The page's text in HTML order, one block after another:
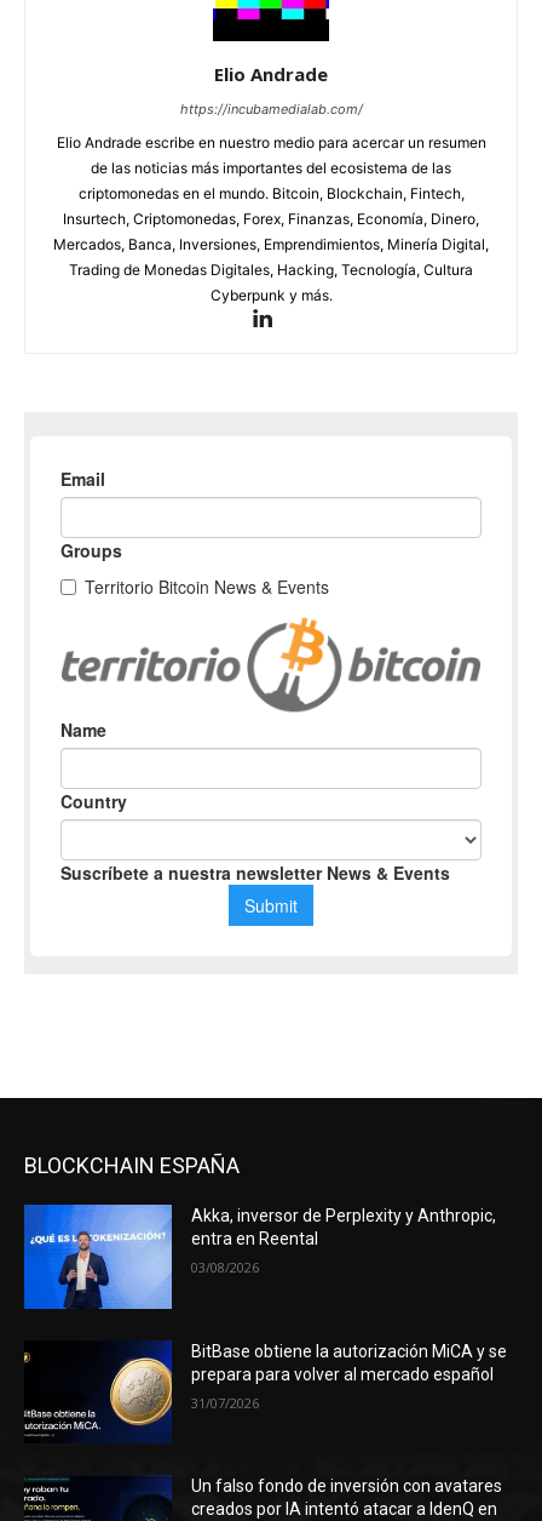
Elio Andrade
https://incubamedialab.com/
Elio Andrade escribe en nuestro medio para acercar un resumen
de las noticias más importantes del ecosistema de las
criptomonedas en el mundo. Bitcoin, Blockchain, Fintech,
Insurtech, Criptomonedas, Forex, Finanzas, Economía, Dinero,
Mercados, Banca, Inversiones, Emprendimientos, Minería Digital,
Trading de Monedas Digitales, Hacking, Tecnología, Cultura
Cyberpunk y más.
BLOCKCHAIN ESPAÑA
Akka, inversor de Perplexity y Anthropic,
entra en Reental
03/08/2026
BitBase obtiene la autorización MiCA y se
prepara para volver al mercado español
31/07/2026
Un falso fondo de inversión con avatares
creados por IA intentó atacar a IdenQ en